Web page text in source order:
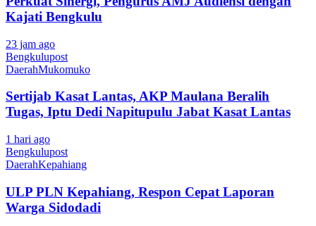
Kajati Bengkulu
23 jam ago
Bengkulupost
DaerahMukomuko
Sertijab Kasat Lantas, AKP Maulana Beralih
Tugas, Iptu Dedi Napitupulu Jabat Kasat Lantas
1 hari ago
Bengkulupost
DaerahKepahiang
ULP PLN Kepahiang, Respon Cepat Laporan
Warga Sidodadi